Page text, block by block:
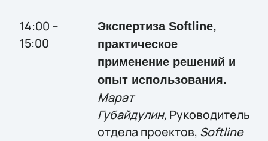
14:00 –
15:00
Экспертиза Softline,
практическое
применение решений и
опыт использования.
Марат
Губайдулин, Руководитель
отдела проектов, Softline